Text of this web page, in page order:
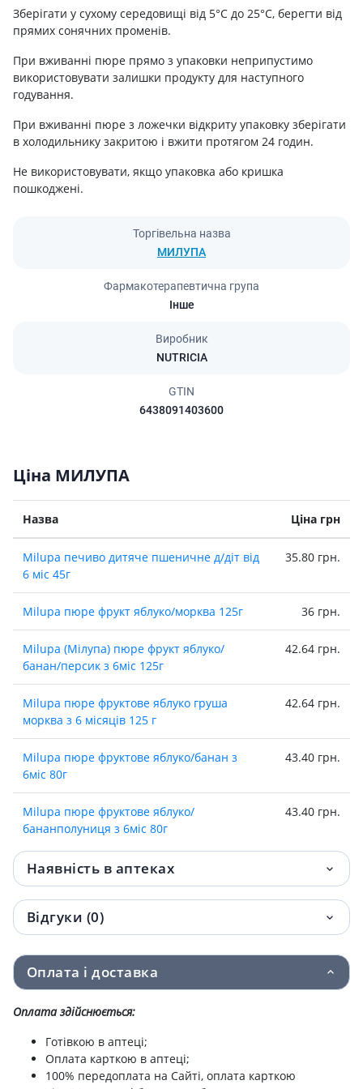
Зберігати у сухому середовищі від 5°С до 25°С, берегти від
прямих сонячних променів.
При вживанні пюре прямо з упаковки неприпустимо
використовувати залишки продукту для наступного
годування.
При вживанні пюре з ложечки відкриту упаковку зберігати
в холодильнику закритою і вжити протягом 24 годин.
Не використовувати, якщо упаковка або кришка
пошкоджені.
Торгівельна назва
МИЛУПА
Фармакотерапевтична група
Інше
Виробник
NUTRICIA
GTIN
6438091403600
Ціна МИЛУПА
Назва Ціна грн
Milupa печиво дитяче пшеничне д/дiт вiд
6 мiс 45г
35.80 грн.
Milupa пюре фрукт яблуко/морква 125г 36 грн.
Milupa (Мілупа) пюре фрукт яблуко/
банан/персик з 6міс 125г
42.64 грн.
Milupa пюре фруктове яблуко груша
морква з 6 місяців 125 г
42.64 грн.
Milupa пюре фруктове яблуко/банан з
6мiс 80г
43.40 грн.
Milupa пюре фруктове яблуко/
бананполуниця з 6мiс 80г
43.40 грн.
Milupa пюре фруктове яблуко/банан/
чорна смородина/чорника з 6мiс 80г
43.40 грн.
Milupa (Мілупа) пюре фрукт яблуко/
банан/манго/кокос молоко з 6міс 80г
43.40 грн.
Milupa пюре фрукт чорнослив 125г 44.72 грн.
Milupa пюре фрукт яблуко/манго/банан з
ДИТ/ХАРЧ MILUPA ПЮРЕ ФРУКТ ЯБЛУКО/
БАНАН/ВІВСЯНКА 190Г
Наявність в аптеках
Відгуки (0)
Оплата і доставка
Оплата здійснюється:
Готівкою в аптеці;
Оплата карткою в аптеці;
100% передоплата на Сайті, оплата карткою